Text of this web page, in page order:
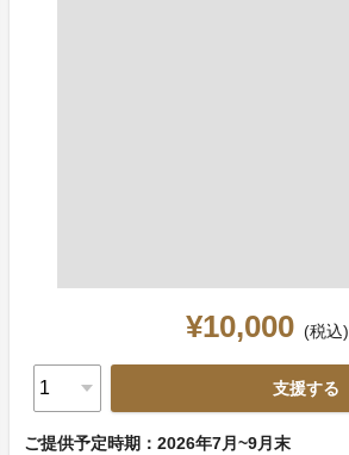
¥10,000 (税込)
支援する
ご提供予定時期：2026年7月~9月末